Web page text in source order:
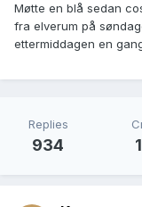
Møtte en blå sedan
fra elverum på
ettermiddagen en
Replies
934